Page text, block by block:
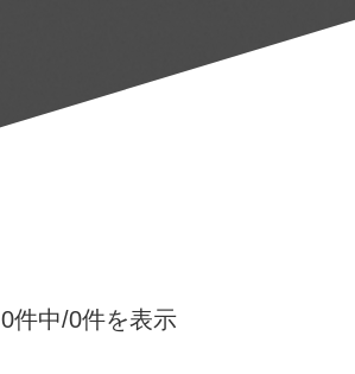
0件中/0件を表示